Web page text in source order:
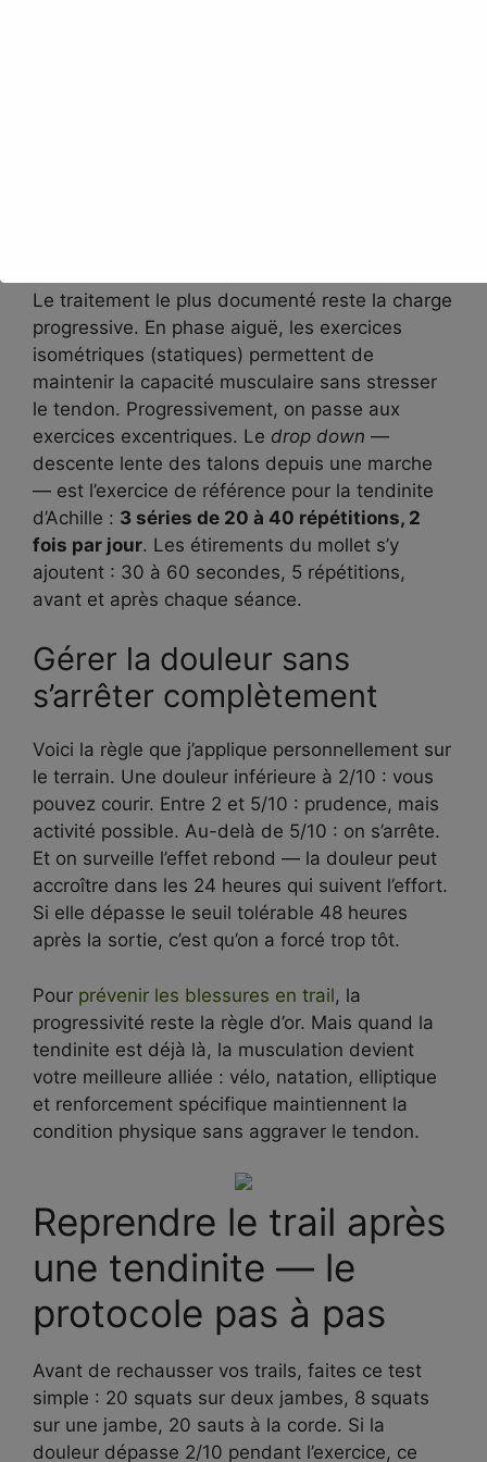
Le traitement le plus documenté reste la charge
progressive. En phase aiguë, les exercices
isométriques (statiques) permettent de
maintenir la capacité musculaire sans stresser
le tendon. Progressivement, on passe aux
exercices excentriques. Le drop down —
descente lente des talons depuis une marche
— est l’exercice de référence pour la tendinite
d’Achille : 3 séries de 20 à 40 répétitions, 2
fois par jour. Les étirements du mollet s’y
ajoutent : 30 à 60 secondes, 5 répétitions,
avant et après chaque séance.
Gérer la douleur sans
s’arrêter complètement
Voici la règle que j’applique personnellement sur
le terrain. Une douleur inférieure à 2/10 : vous
pouvez courir. Entre 2 et 5/10 : prudence, mais
activité possible. Au-delà de 5/10 : on s’arrête.
Et on surveille l’effet rebond — la douleur peut
accroître dans les 24 heures qui suivent l’effort.
Si elle dépasse le seuil tolérable 48 heures
après la sortie, c’est qu’on a forcé trop tôt.
Pour prévenir les blessures en trail, la
progressivité reste la règle d’or. Mais quand la
tendinite est déjà là, la musculation devient
votre meilleure alliée : vélo, natation, elliptique
et renforcement spécifique maintiennent la
condition physique sans aggraver le tendon.
Reprendre le trail après
une tendinite — le
protocole pas à pas
Avant de rechausser vos trails, faites ce test
simple : 20 squats sur deux jambes, 8 squats
sur une jambe, 20 sauts à la corde. Si la
douleur dépasse 2/10 pendant l’exercice, ce